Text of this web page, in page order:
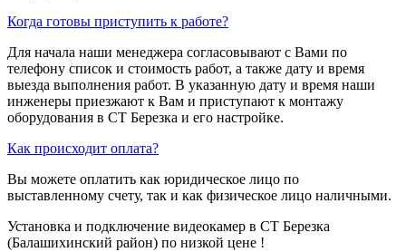
Когда готовы приступить к работе?
Для начала наши менеджера согласовывают с Вами по
телефону список и стоимость работ, а также дату и время
выезда выполнения работ. В указанную дату и время наши
инженеры приезжают к Вам и приступают к монтажу
оборудования в СТ Березка и его настройке.
Как происходит оплата?
Вы можете оплатить как юридическое лицо по
выставленному счету, так и как физическое лицо наличными.
Установка и подключение видеокамер в СТ Березка
(Балашихинский район) по низкой цене !